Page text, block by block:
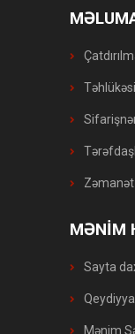
Zəmanət
MƏNİM
Sayta
Mənim